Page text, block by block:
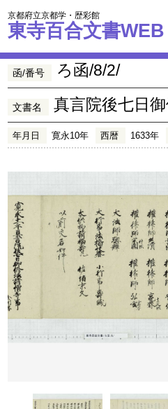
京都府立京都学・歴彩館
東寺百合文書WEB
函/番号 ろ函/8/2/
文書名 真言院後七日
年月日 寛永10年 西暦 1633年